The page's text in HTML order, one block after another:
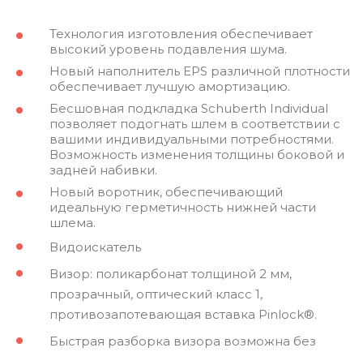
Технология изготовления обеспечивает
высокий уровень подавления шума.
Новый наполнитель EPS различной плотности
обеспечивает лучшую амортизацию.
Бесшовная подкладка Schuberth Individual
позволяет подогнать шлем в соответствии с
вашими индивидуальными потребностями.
Возможность изменения толщины боковой и
задней набивки.
Новый воротник, обеспечивающий
идеальную герметичность нижней части
шлема.
Видоискатель
Визор: поликарбонат толщиной 2 мм,
прозрачный, оптический класс 1,
противозапотевающая вставка Pinlock®.
Быстрая разборка визора возможна без